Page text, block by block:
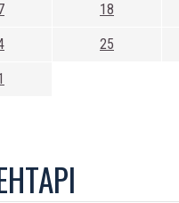
18
25